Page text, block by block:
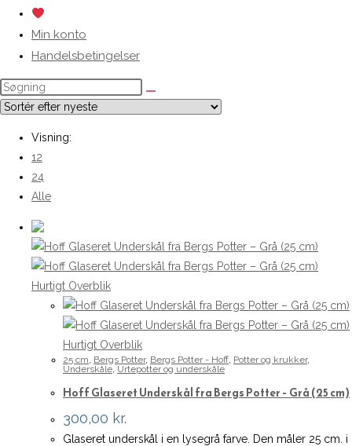
Min konto
Handelsbetingelser
Visning:
12
24
Alle
Hurtigt Overblik
Hurtigt Overblik
25 cm, Bergs Potter, Bergs Potter - Hoff, Potter og krukker,
Underskåle, Urtepotter og underskåle
Hoff Glaseret Underskål fra Bergs Potter – Grå (25 cm)
300,00 kr.
Glaseret underskål i en lysegrå farve. Den måler 25 cm. i